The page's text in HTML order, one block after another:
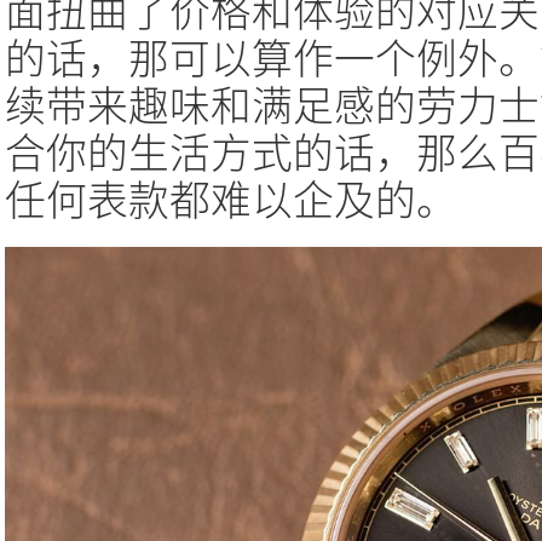
的话，那可以算作一个例外
续带来趣味和满足感的劳力
合你的生活方式的话，那么
任何表款都难以企及的。